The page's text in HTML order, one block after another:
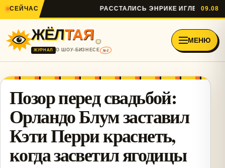
СЕЙЧАС РАССТАЛИСЬ ЭНРИКЕ ИГЛЕСИАС И
09.08
ЖЁЛТАЯ
ЖУРНАЛ О ШОУ-БИЗНЕСЕ №1
МЕНЮ
Позор перед свадьбой:
Орландо Блум заставил
Кэти Перри краснеть,
когда засветил ягодицы